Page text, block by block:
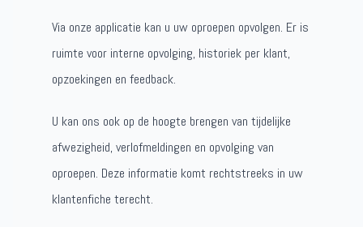
Via onze applicatie kan u uw oproepen opvolgen. Er is
ruimte voor interne opvolging, historiek per klant,
opzoekingen en feedback.
U kan ons ook op de hoogte brengen van tijdelijke
afwezigheid, verlofmeldingen en opvolging van
oproepen. Deze informatie komt rechtstreeks in uw
klantenfiche terecht.